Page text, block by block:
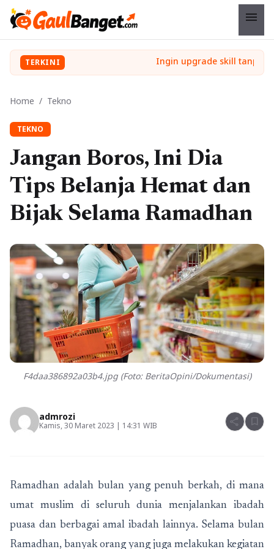
menu
TERKINI
Home / Tekno
TEKNO
Jangan Boros, Ini Dia
Tips Belanja Hemat dan
Bijak Selama Ramadhan
F4daa386892a03b4.jpg (Foto: BeritaOpini/Dokumentasi)
admrozi
Kamis, 30 Maret 2023 | 14:31 WIB share bookmark
Ramadhan adalah bulan yang penuh berkah, di mana
umat muslim di seluruh dunia menjalankan ibadah
puasa dan berbagai amal ibadah lainnya. Selama bulan
Ramadhan, banyak orang yang juga melakukan kegiatan